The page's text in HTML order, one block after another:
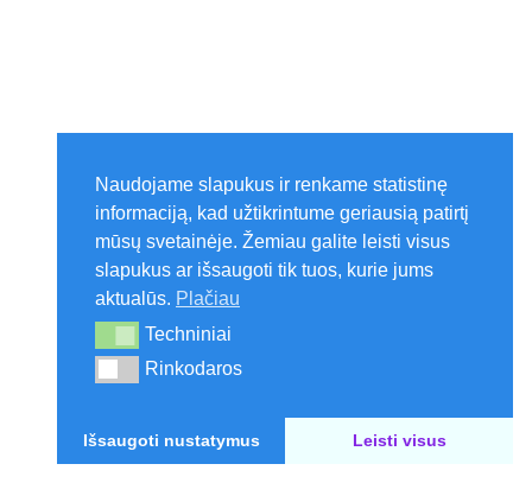
Naudojame slapukus ir renkame statistinę
informaciją, kad užtikrintume geriausią patirtį
mūsų svetainėje. Žemiau galite leisti visus
slapukus ar išsaugoti tik tuos, kurie jums
aktualūs. Plačiau
Techniniai
Techniniai
Rinkodaros
Rinkodaros
Išsaugoti nustatymus Leisti visus